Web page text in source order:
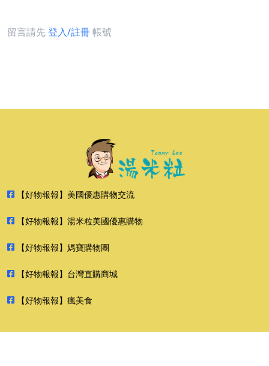
留言請先登入/註冊帳號
【好物報報】美國優惠購物交流
【好物報報】湯米粒美國優惠購物
【好物報報】媽寶購物團
【好物報報】台灣直購商城
【好物報報】瘋美食